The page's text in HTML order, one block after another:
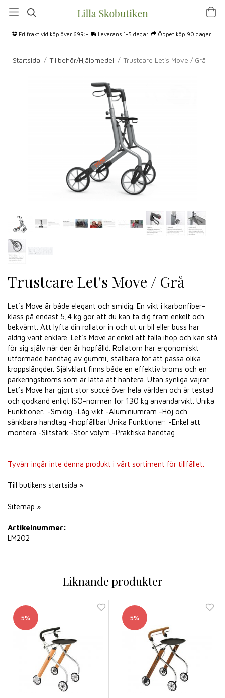
Fri frakt vid köp över 699:- Leverans 1-5 dagar Öppet köp 90 dagar
Startsida / Tillbehör/Hjälpmedel / Trustcare Let's Move / Grå
Trustcare Let's Move / Grå
Let´s Move är både elegant och smidig. En vikt i karbonfiber-
klass på endast 5,4 kg gör att du kan ta dig fram enkelt och
bekvämt. Att lyfta din rollator in och ut ur bil eller buss har
aldrig varit enklare. Let’s Move är enkel att fälla ihop och kan stå
för sig själv när den är hopfälld. Rollatorn har ergonomiskt
utformade handtag av gummi, ställbara för att passa olika
kroppslängder. Självklart finns både en effektiv broms och en
parkeringsbroms som är lätta att hantera. Utan synliga vajrar.
Let’s Move har gjort stor succé över hela världen och är testad
och godkänd enligt ISO-normen för 130 kg användarvikt. Unika
Funktioner: -Smidig -Låg vikt -Aluminiumram -Höj och
sänkbara handtag -Ihopfällbar Unika Funktioner: -Enkel att
montera -Slitstark -Stor volym -Praktiska handtag
Tyvärr ingår inte denna produkt i vårt sortiment för tillfället.
Till butikens startsida »
Sitemap »
Artikelnummer:
LM202
Liknande produkter
5% 5%